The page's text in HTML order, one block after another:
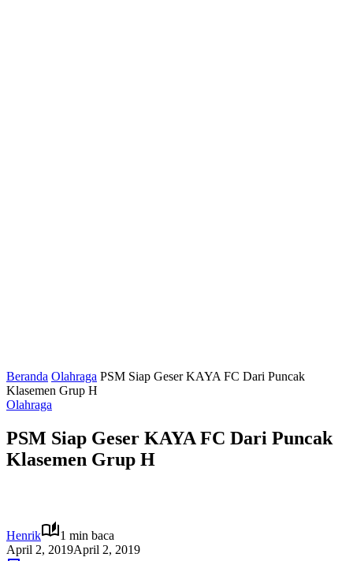
Beranda Olahraga PSM Siap Geser KAYA FC Dari Puncak
Klasemen Grup H
Olahraga
PSM Siap Geser KAYA FC Dari Puncak
Klasemen Grup H
Henrik
1 min baca
April 2, 2019April 2, 2019